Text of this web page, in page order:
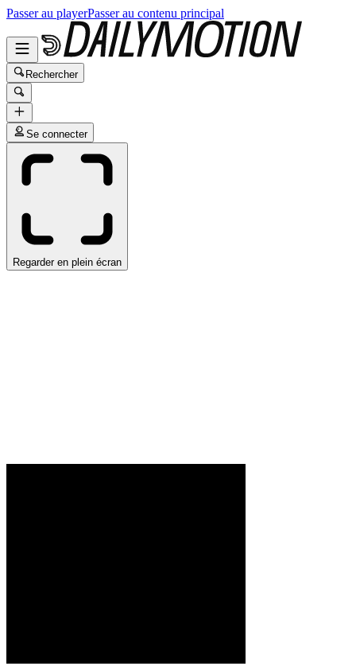
Passer au playerPasser au contenu principal
Rechercher
Se connecter
Regarder en plein écran